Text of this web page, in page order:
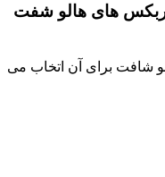
های هالو شفت
شافت برای آن اتخاب می